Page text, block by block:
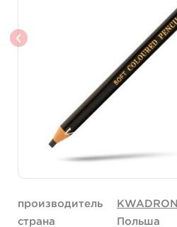
производитель
KWADRON
страна
Польша